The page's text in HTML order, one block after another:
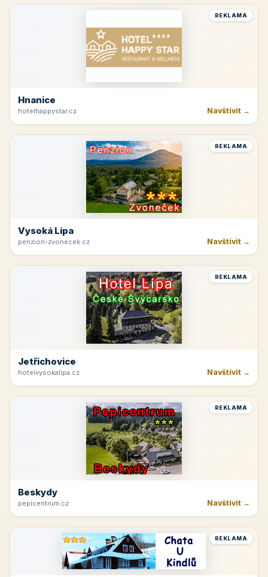
REKLAMA
Hnanice
hotelhappystar.cz Navštívit →
REKLAMA
Vysoká Lípa
penzion-zvonecek.cz Navštívit →
REKLAMA
Jetřichovice
hotelvysokalipa.cz Navštívit →
REKLAMA
Beskydy
pepicentrum.cz Navštívit →
REKLAMA